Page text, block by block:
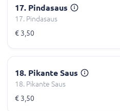
17. Pindasaus
17. Pindasaus
€ 3,50
18. Pikante Saus
18. Pikante Saus
€ 3,50